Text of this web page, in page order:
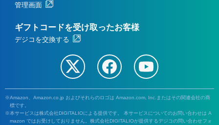
管理画面
ギフトコードを受け取ったお客様
デジコを交換する
Amazon、Amazon.co.jp およびそれらのロゴは Amazon.com, Inc.またはその関連会社の商
標です。
本サービスは株式会社DIGITALIOによる提供です。 本サービスについてのお問い合わせは A
mazon ではお受けしておりません。株式会社DIGITALIOが提供するデジコの問い合わせフォ